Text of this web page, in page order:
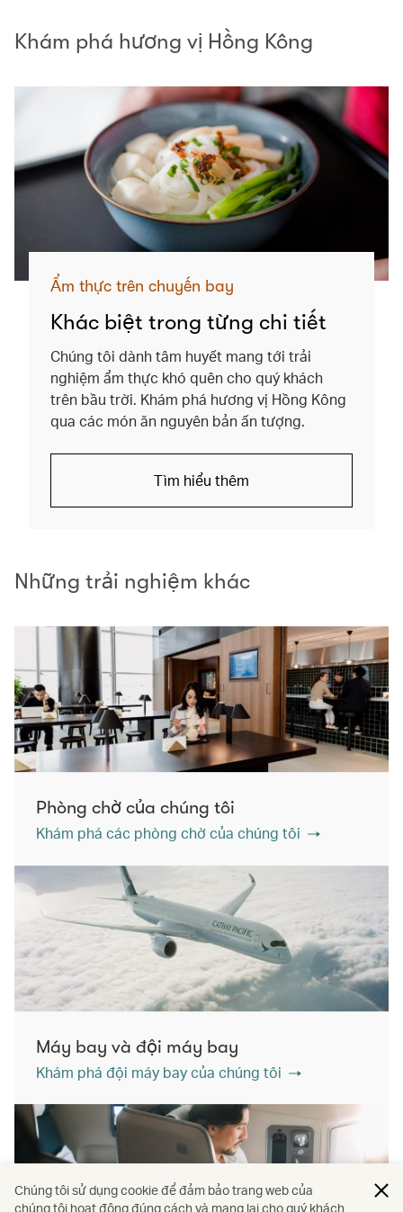
Khám phá hương vị Hồng Kông
Ẩm thực trên chuyến bay
Khác biệt trong từng chi tiết
Chúng tôi dành tâm huyết mang tới trải
nghiệm ẩm thực khó quên cho quý khách
trên bầu trời. Khám phá hương vị Hồng Kông
qua các món ăn nguyên bản ấn tượng.
Tìm hiểu thêm
Những trải nghiệm khác
Phòng chờ của chúng tôi
Khám phá các phòng chờ của chúng tôi
Máy bay và đội máy bay
Khám phá đội máy bay của chúng tôi
Chúng tôi sử dụng cookie để đảm bảo trang web của
chúng tôi hoạt động đúng cách và mang lại cho quý khách